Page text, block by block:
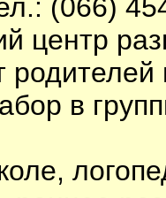
(066)
центр
в